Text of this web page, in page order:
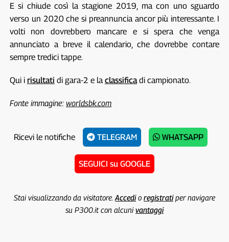
E si chiude così la stagione 2019, ma con uno sguardo
verso un 2020 che si preannuncia ancor più interessante. I
volti non dovrebbero mancare e si spera che venga
annunciato a breve il calendario, che dovrebbe contare
sempre tredici tappe.
Qui i risultati di gara-2 e la classificadi campionato.
Fonte immagine: worldsbk.com
Ricevi le notifiche TELEGRAM WHATSAPP
SEGUICI su GOOGLE
Stai visualizzando da visitatore. Accedio registratiper navigare
su P300.it con alcunivantaggi